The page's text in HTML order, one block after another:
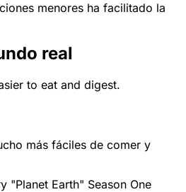
menores ha facilitado la
real
to eat and digest.
más fáciles de comer y
"Planet Earth" Season One